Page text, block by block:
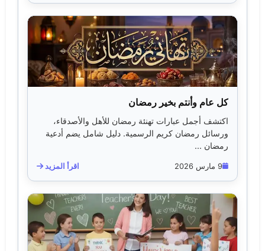
كل عام وأنتم بخير رمضان
اكتشف أجمل عبارات تهنئة رمضان للأهل والأصدقاء،
ورسائل رمضان كريم الرسمية. دليل شامل يضم أدعية
رمضان ...
9 مارس 2026 اقرأ المزيد